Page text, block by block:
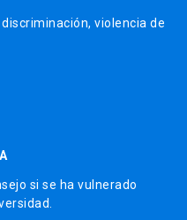
violencia de
si se ha vulnerado